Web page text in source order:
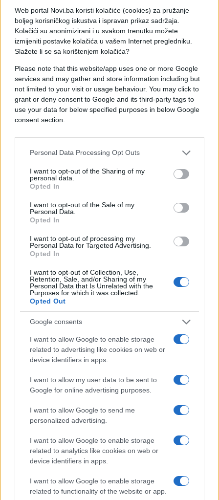
Web portal Novi.ba koristi kolačiće (cookies) za pružanje
boljeg korisničkog iskustva i ispravan prikaz sadržaja.
Kolačići su anonimizirani i u svakom trenutku možete
izmijeniti postavke kolačića u vašem Internet pregledniku.
Slažete li se sa korištenjem kolačića?
Please note that this website/app uses one or more Google
services and may gather and store information including but
not limited to your visit or usage behaviour. You may click to
grant or deny consent to Google and its third-party tags to
use your data for below specified purposes in below Google
consent section.
Personal Data Processing Opt Outs
I want to opt-out of the Sharing of my
personal data.
Opted In
I want to opt-out of the Sale of my
Personal Data.
Opted In
I want to opt-out of processing my
Personal Data for Targeted Advertising.
Opted In
I want to opt-out of Collection, Use,
Retention, Sale, and/or Sharing of my
Personal Data that Is Unrelated with the
Purposes for which it was collected.
Opted Out
Google consents
I want to allow Google to enable storage
related to advertising like cookies on web or
device identifiers in apps.
I want to allow my user data to be sent to
Google for online advertising purposes.
I want to allow Google to send me
personalized advertising.
I want to allow Google to enable storage
related to analytics like cookies on web or
device identifiers in apps.
I want to allow Google to enable storage
related to functionality of the website or app.
istočnoevropskih zemalja kritikovale su plan zbog
isključenja ukrajinskog predsjednika Volodimira
Zelenskog.
S druge strane, ministri iz Njemačke, Francuske i
koji bi bio prvi lični susret Trumpa i Putina nakon
onog održanog na Aljasci u augustu.
Mađarski premijer Viktor Orbán, poznat po kritikama
politike EU prema Ukrajini, od ranije njeguje bliske
Bugarska i Mađarska su članice Međunarodnog
hapšenje Putina zbog njegove umiješanosti u
deportaciju ukrajinske djece tokom rata. Mađarska
je, međutim, u aprilu najavila povlačenje iz MKS-a,
koje će stupiti na snagu u junu 2026., prenosi
Euractiv.
#Bugarska #putin